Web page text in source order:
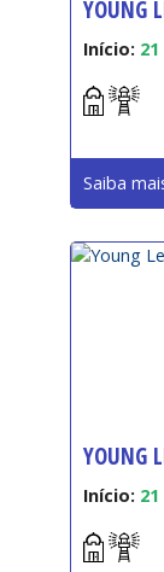
YOUNG
Início:
Saiba
YOUNG
Início: